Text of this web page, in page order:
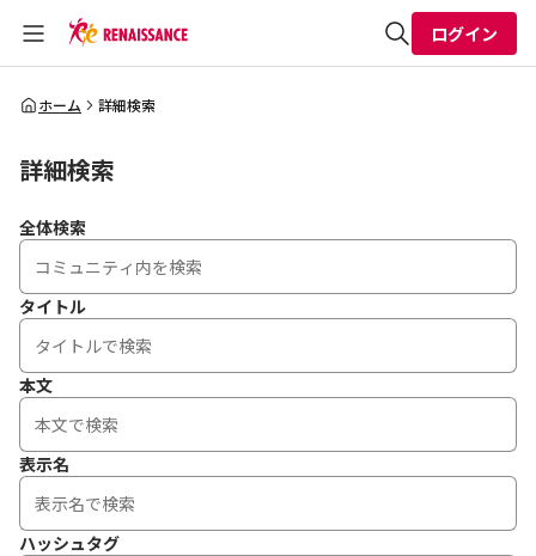
全体検索
ログイン
ホーム 詳細検索
詳細検索
全体検索
タイトル
本文
表示名
ハッシュタグ